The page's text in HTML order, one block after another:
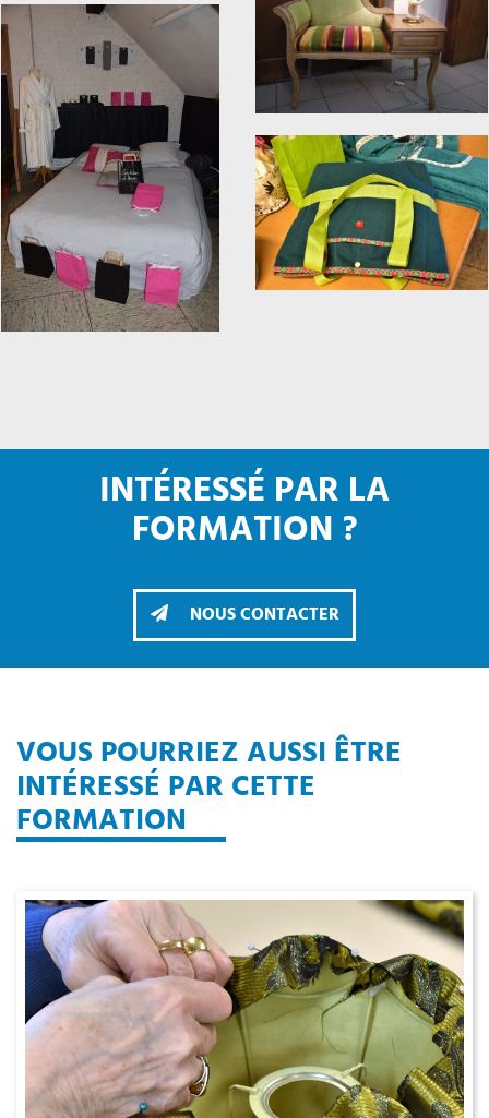
INTÉRESSÉ PAR LA
FORMATION ?
NOUS CONTACTER
VOUS POURRIEZ AUSSI ÊTRE
INTÉRESSÉ PAR CETTE
FORMATION